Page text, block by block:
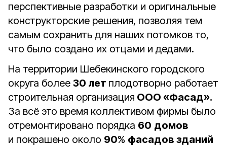
перспективные разработки и оригинальные
конструкторские решения, позволяя тем
самым сохранить для наших потомков то,
что было создано их отцами и дедами.
На территории Шебекинского городского
округа более 30 лет плодотворно работает
строительная организация ООО «Фасад».
За всё это время коллективом фирмы было
отремонтировано порядка 60 домов
и покрашено около 90% фасадов зданий